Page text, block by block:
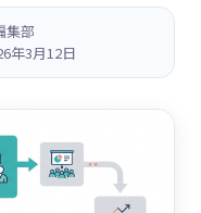
集部
年3月12日